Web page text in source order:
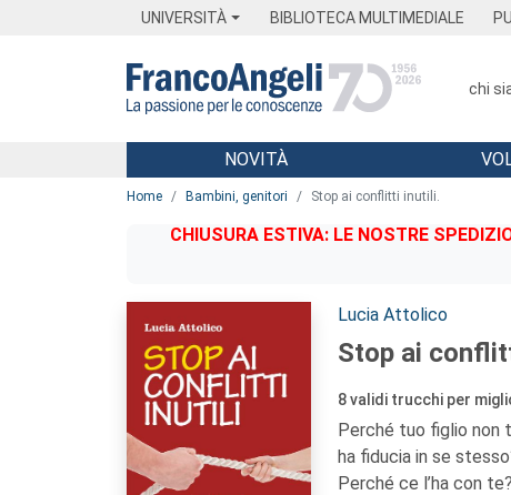
UNIVERSITÀ BIBLIOTECA MULTIMEDIALE
chi
Menu
NOVITÀ
Home Bambini, genitori Stop ai conflitti inutili.
CHIUSURA ESTIVA: LE NOSTRE
Autori:
Lucia Attolico
Stop ai
8 validi trucchi per
Perché tuo figlio non
ha fiducia in se
Perché ce l’ha con